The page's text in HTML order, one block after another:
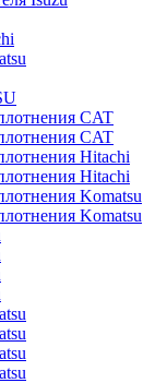
CAT
CAT
Hitachi
Hitachi
Komatsu
Komatsu